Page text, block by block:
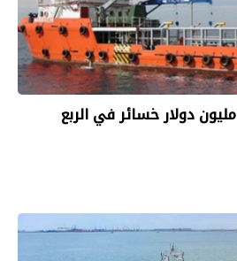
ماريدايف تتكبد 19.8 مليون دولار خسائر في الربع